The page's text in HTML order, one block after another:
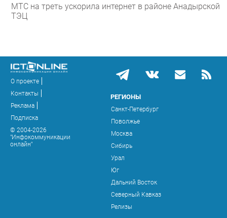
МТС на треть ускорила интернет в районе Анадырской
ТЭЦ
О проекте
Контакты
Реклама
Подписка
© 2004-2026
"Инфокоммуникации
онлайн"
РЕГИОНЫ
Санкт-Петербург
Поволжье
Москва
Сибирь
Урал
Юг
Дальний Восток
Северный Кавказ
Релизы